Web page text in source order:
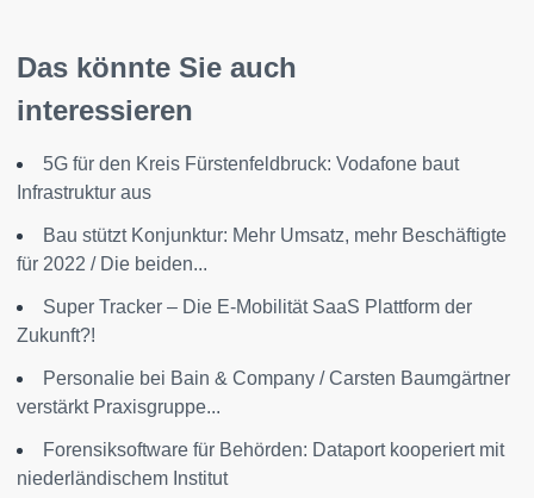
Das könnte Sie auch
interessieren
5G für den Kreis Fürstenfeldbruck: Vodafone baut
Infrastruktur aus
Bau stützt Konjunktur: Mehr Umsatz, mehr Beschäftigte
für 2022 / Die beiden...
Super Tracker – Die E-Mobilität SaaS Plattform der
Zukunft?!
Personalie bei Bain & Company / Carsten Baumgärtner
verstärkt Praxisgruppe...
Forensiksoftware für Behörden: Dataport kooperiert mit
niederländischem Institut